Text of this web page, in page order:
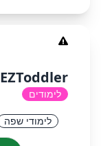
EZToddler • שטף קריאה #2
לימודים
לימודי שפה